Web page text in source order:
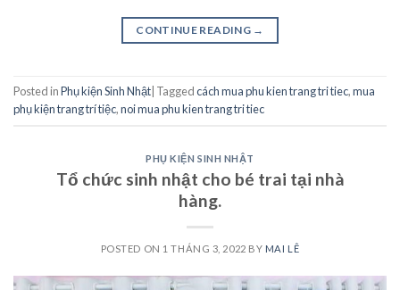
CONTINUE READING →
Posted inPhụ kiện Sinh Nhật Taggedcách mua phu kien trang tri tiec,mua
phụ kiện trang trí tiệc,noi mua phu kien trang tri tiec
PHỤ KIỆN SINH NHẬT
Tổ chức sinh nhật cho bé trai tại nhà
hàng.
POSTED ON 1 THÁNG 3, 2022 BY MAI LÊ